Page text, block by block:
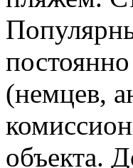
(немцев,
объекта.